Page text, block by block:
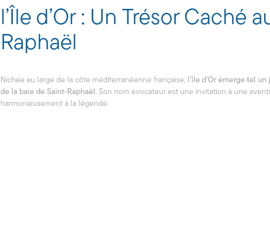
l’Île d’Or : Un Trésor Caché
Raphaël
Nichée au large de la côte méditerranéenne française, l’île d’Or émerge tel
de la baie de Saint-Raphaël. Son nom évocateur est une invitation à une
harmonieusement à la légende.